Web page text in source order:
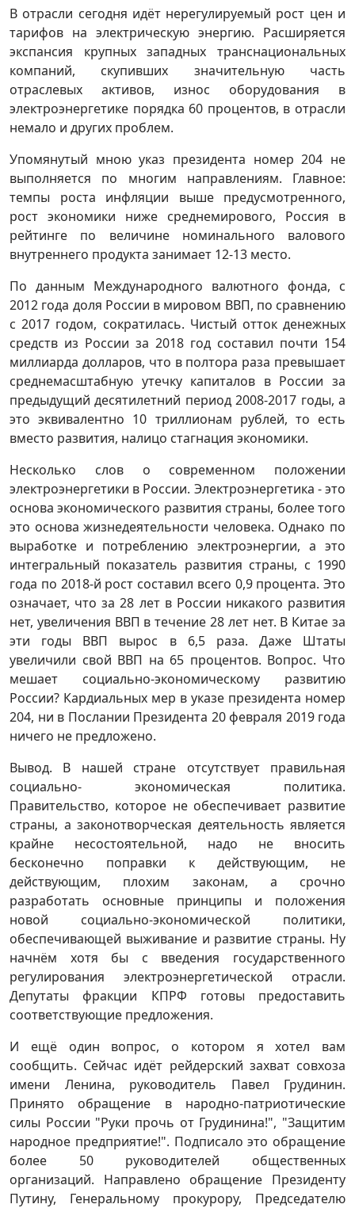
В отрасли сегодня идёт нерегулируемый рост цен и
тарифов на электрическую энергию. Расширяется
экспансия крупных западных транснациональных
компаний, скупивших значительную часть
отраслевых активов, износ оборудования в
электроэнергетике порядка 60 процентов, в отрасли
немало и других проблем.
Упомянутый мною указ президента номер 204 не
выполняется по многим направлениям. Главное:
темпы роста инфляции выше предусмотренного,
рост экономики ниже среднемирового, Россия в
рейтинге по величине номинального валового
внутреннего продукта занимает 12-13 место.
По данным Международного валютного фонда, с
2012 года доля России в мировом ВВП, по сравнению
с 2017 годом, сократилась. Чистый отток денежных
средств из России за 2018 год составил почти 154
миллиарда долларов, что в полтора раза превышает
среднемасштабную утечку капиталов в России за
предыдущий десятилетний период 2008-2017 годы, а
это эквивалентно 10 триллионам рублей, то есть
вместо развития, налицо стагнация экономики.
Несколько слов о современном положении
электроэнергетики в России. Электроэнергетика - это
основа экономического развития страны, более того
это основа жизнедеятельности человека. Однако по
выработке и потреблению электроэнергии, а это
интегральный показатель развития страны, с 1990
года по 2018-й рост составил всего 0,9 процента. Это
означает, что за 28 лет в России никакого развития
нет, увеличения ВВП в течение 28 лет нет. В Китае за
эти годы ВВП вырос в 6,5 раза. Даже Штаты
увеличили свой ВВП на 65 процентов. Вопрос. Что
мешает социально-экономическому развитию
России? Кардиальных мер в указе президента номер
204, ни в Послании Президента 20 февраля 2019 года
ничего не предложено.
Вывод. В нашей стране отсутствует правильная
социально- экономическая политика.
Правительство, которое не обеспечивает развитие
страны, а законотворческая деятельность является
крайне несостоятельной, надо не вносить
бесконечно поправки к действующим, не
действующим, плохим законам, а срочно
разработать основные принципы и положения
новой социально-экономической политики,
обеспечивающей выживание и развитие страны. Ну
начнём хотя бы с введения государственного
регулирования электроэнергетической отрасли.
Депутаты фракции КПРФ готовы предоставить
соответствующие предложения.
И ещё один вопрос, о котором я хотел вам
сообщить. Сейчас идёт рейдерский захват совхоза
имени Ленина, руководитель Павел Грудинин.
Принято обращение в народно-патриотические
силы России "Руки прочь от Грудинина!", "Защитим
народное предприятие!". Подписало это обращение
более 50 руководителей общественных
организаций. Направлено обращение Президенту
Путину, Генеральному прокурору, Председателю